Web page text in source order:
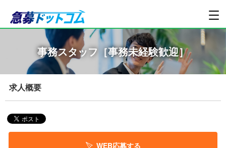
事務スタッフ［事務未経験歓迎］
求人概要
WEB応募する